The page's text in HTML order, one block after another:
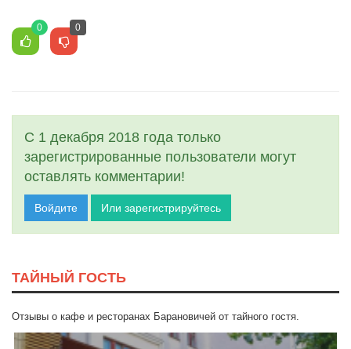
0 0
С 1 декабря 2018 года только
зарегистрированные пользователи могут
оставлять комментарии!
Войдите Или зарегистрируйтесь
ТАЙНЫЙ ГОСТЬ
Отзывы о кафе и ресторанах Барановичей от тайного гостя.